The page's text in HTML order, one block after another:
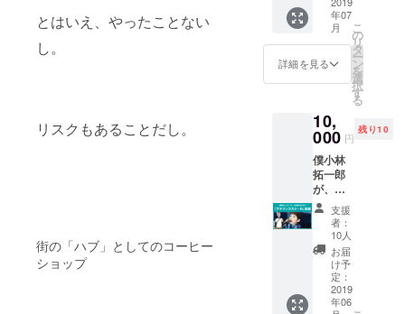
とはいえ、やったことない
し。
リスクもあることだし。
街の「ハブ」としてのコーヒー
ショップ
ただき
ます。
送付ご
場合、
備考欄
さい。
ヒー無
料チ
ケット
期限は
２０１
させて
いただ
きま
す。 ス
ウェッ
トの受
け取り
もオー
プン
後、２
０１９
年末ま
でとさ
か？ ど
のよう
に被写
体とな
る人物
大人の
ための
社会見
学！ 人
物の撮
影とイ
ンテリ
アの撮
影のヒ
ントに
なるこ
とが
きっと
ありま
のバス
ケット
ボール
日本代
表や当
グ、高
校バス
ケット
ボール
界を振
り返
り、こ
れから
の日本
バス
ケット
ボール
界につ
いての
（もち
ろん、T
シャツ
も持ち
帰って
いただ
す） 僕
らのオ
リジナ
ルのT
シャツ
を刷る
ところ
から体
験して
もらえ
ます。
通常は
フロン
トプリ
年07
月
詳細を見る
こ
の
リ
タ
ー
ン
を
選
択
す
る
10,
000 円
残り10
僕小林
拓一郎
が、
「伝え
るため
に必要
な３つ
のこ
と」を
テーマ
に、１
支援
者：
10人
お届
け予
定：
2019
年06